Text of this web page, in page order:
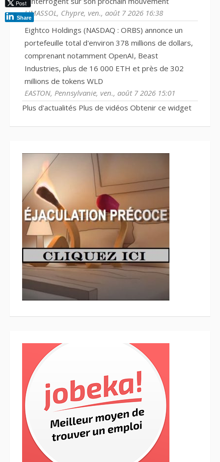
LIMASSOL, Chypre, ven., août 7 2026 16:38
Eightco Holdings (NASDAQ : ORBS) annonce un
portefeuille total d'environ 378 millions de dollars,
comprenant notamment OpenAI, Beast
Industries, plus de 16 000 ETH et près de 302
millions de tokens WLD
EASTON, Pennsylvanie, ven., août 7 2026 15:01
Plus d'actualités Plus de vidéos Obtenir ce widget
Post
Share